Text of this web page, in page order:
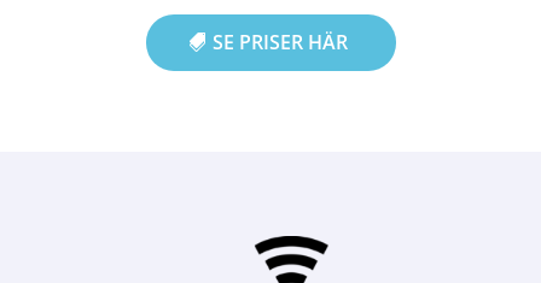
SE PRISER HÄR